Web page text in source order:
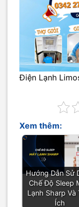
Điện Lạnh
Xem thêm:
Hướng Dẫn Sử
Chế Độ Sleep
Lạnh Sharp Và
Ích